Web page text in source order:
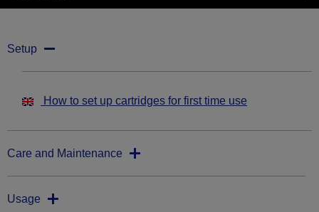
Setup
How to set up cartridges for first time use
Care and Maintenance
Usage